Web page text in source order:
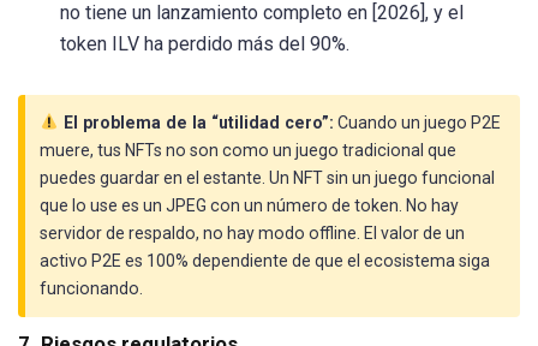
no tiene un lanzamiento completo en [2026], y el
token ILV ha perdido más del 90%.
El problema de la “utilidad cero”: Cuando un juego P2E
muere, tus NFTs no son como un juego tradicional que
puedes guardar en el estante. Un NFT sin un juego funcional
que lo use es un JPEG con un número de token. No hay
servidor de respaldo, no hay modo offline. El valor de un
activo P2E es 100% dependiente de que el ecosistema siga
funcionando.